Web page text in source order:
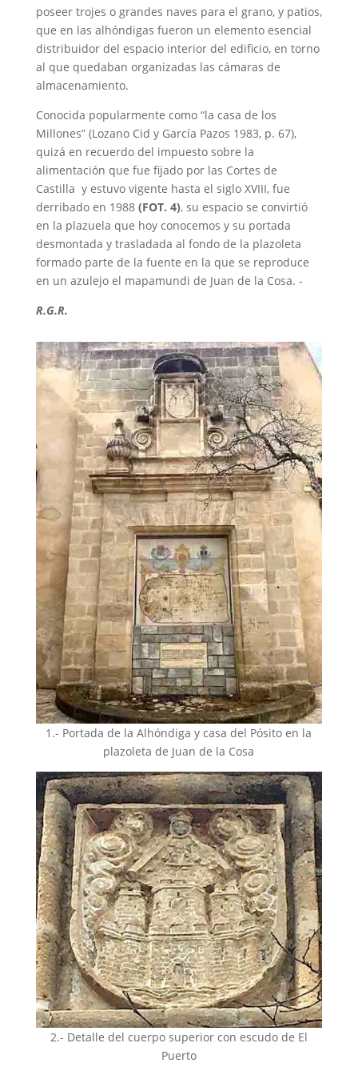
poseer trojes o grandes naves para el grano, y patios,
que en las alhóndigas fueron un elemento esencial
distribuidor del espacio interior del edificio, en torno
al que quedaban organizadas las cámaras de
almacenamiento.
Conocida popularmente como “la casa de los
Millones” (Lozano Cid y García Pazos 1983, p. 67),
quizá en recuerdo del impuesto sobre la
alimentación que fue fijado por las Cortes de
Castilla y estuvo vigente hasta el siglo XVIII, fue
derribado en 1988 (FOT. 4), su espacio se convirtió
en la plazuela que hoy conocemos y su portada
desmontada y trasladada al fondo de la plazoleta
formado parte de la fuente en la que se reproduce
en un azulejo el mapamundi de Juan de la Cosa. -
R.G.R.
1.- Portada de la Alhóndiga y casa del Pósito en la
plazoleta de Juan de la Cosa
2.- Detalle del cuerpo superior con escudo de El
Puerto